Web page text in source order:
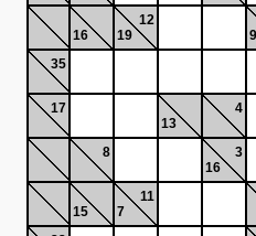
16
12
19
9
35
17
13
4
8
3
16
15
11
7